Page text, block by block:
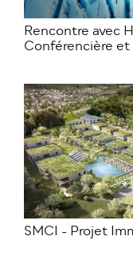
Rencontre avec
Conférencière
SMCI - Projet